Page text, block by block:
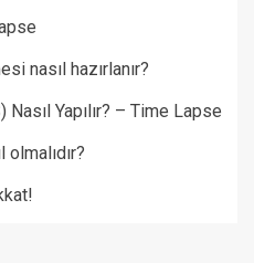
nasıl hazırlanır?
Yapılır? – Time Lapse